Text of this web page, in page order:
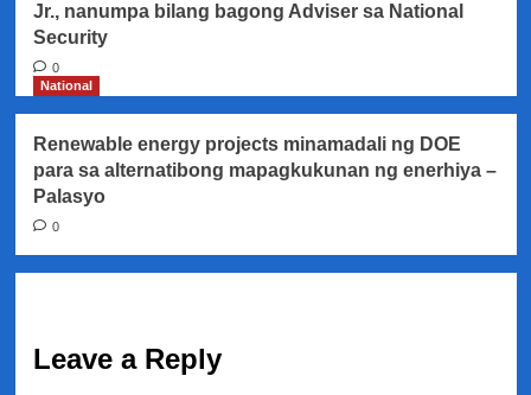
Jr., nanumpa bilang bagong Adviser sa National
Security
0
National
Renewable energy projects minamadali ng DOE
para sa alternatibong mapagkukunan ng enerhiya –
Palasyo
0
Leave a Reply